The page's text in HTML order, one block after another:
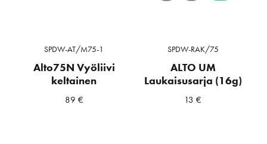
SPDW-AT/M75-1
Alto75N Vyöliivi
keltainen
89 €
SPDW-RAK/75
ALTO UM
Laukaisusarja (16g)
13€